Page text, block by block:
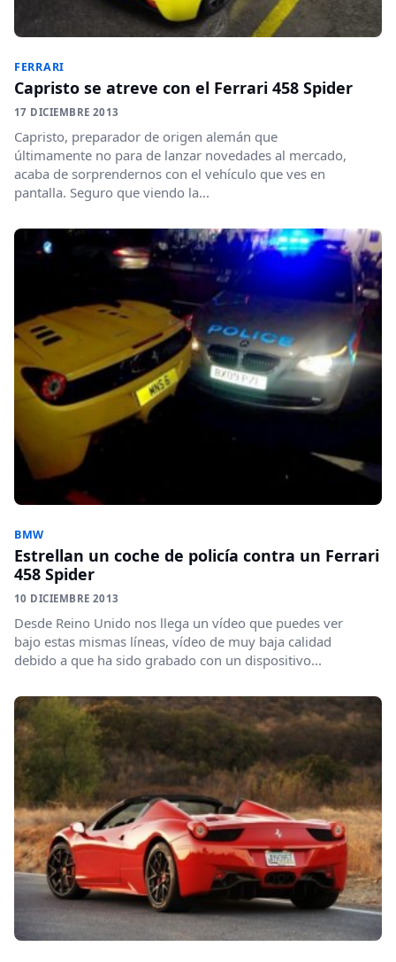
FERRARI
Capristo se atreve con el Ferrari 458 Spider
17 DICIEMBRE 2013
Capristo, preparador de origen alemán que
últimamente no para de lanzar novedades al mercado,
acaba de sorprendernos con el vehículo que ves en
pantalla. Seguro que viendo la...
BMW
Estrellan un coche de policía contra un Ferrari
458 Spider
10 DICIEMBRE 2013
Desde Reino Unido nos llega un vídeo que puedes ver
bajo estas mismas líneas, vídeo de muy baja calidad
debido a que ha sido grabado con un dispositivo...